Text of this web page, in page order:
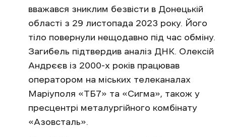
вважався зниклим безвісти в Донецькій
області з 29 листопада 2023 року. Його
тіло повернули нещодавно під час обміну.
Загибель підтвердив аналіз ДНК. Олексій
Андрєєв із 2000-х років працював
оператором на міських телеканалах
Маріуполя «ТБ7» та «Сигма», також у
пресцентрі металургійного комбінату
«Азовсталь».